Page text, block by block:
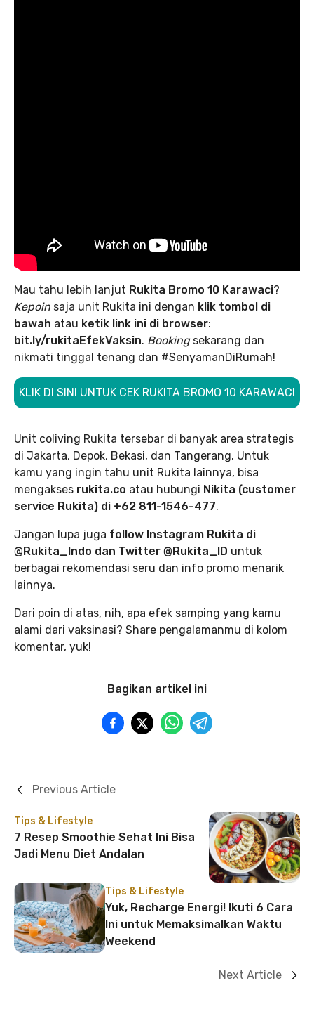
Mau tahu lebih lanjut Rukita Bromo 10 Karawaci?
Kepoin saja unit Rukita ini dengan klik tombol di
bawah atau ketik link ini di browser:
bit.ly/rukitaEfekVaksin. Booking sekarang dan
nikmati tinggal tenang dan #SenyamanDiRumah!
KLIK DI SINI UNTUK CEK RUKITA BROMO 10 KARAWACI
Unit coliving Rukita tersebar di banyak area strategis
di Jakarta, Depok, Bekasi, dan Tangerang. Untuk
kamu yang ingin tahu unit Rukita lainnya, bisa
mengakses rukita.co atau hubungi Nikita (customer
service Rukita) di +62 811-1546-477.
Jangan lupa juga follow Instagram Rukita di
@Rukita_Indo dan Twitter @Rukita_ID untuk
berbagai rekomendasi seru dan info promo menarik
lainnya.
Dari poin di atas, nih, apa efek samping yang kamu
alami dari vaksinasi? Share pengalamanmu di kolom
komentar, yuk!
Bagikan artikel ini
Tips & Lifestyle
7 Resep Smoothie Sehat Ini Bisa
Jadi Menu Diet Andalan
Previous Article
Tips & Lifestyle
Yuk, Recharge Energi! Ikuti 6 Cara
Ini untuk Memaksimalkan Waktu
Weekend
Next Article